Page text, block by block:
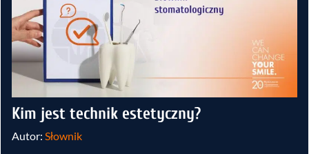
Kim jest technik estetyczny?
Autor: Słownik